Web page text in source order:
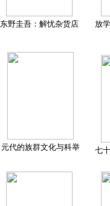
东野圭吾：解忧杂货店 放
元代的族群文化与科举 七